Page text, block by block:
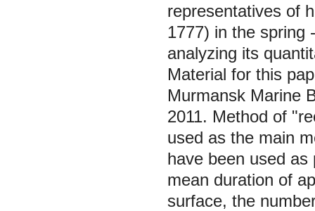
representatives of
1777) in the spring
analyzing its
Material for this
Murmansk Marine
2011. Method of
used as the main
have been used
mean duration of
surface, the